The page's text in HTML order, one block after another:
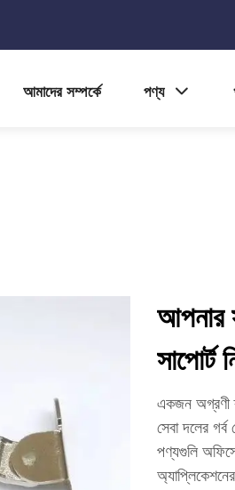
আমাদের সম্পর্কে পণ্য
আপনার
সাপোর্ট
একজন অগ্রণী
সেবা দলের
পণ্যগুলি